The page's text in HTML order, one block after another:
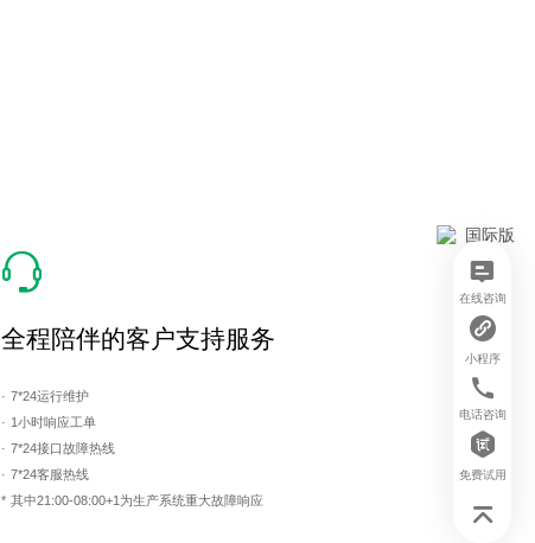
全程陪伴的客户支持服务
· 7*24运行维护
· 1小时响应工单
· 7*24接口故障热线
· 7*24客服热线
* 其中21:00-08:00+1为生产系统重大故障响应
在线咨询
小程序
电话咨询
免费试用